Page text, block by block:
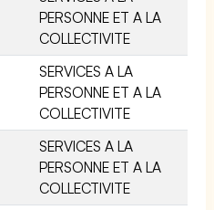
PERSONNE ET A LA
COLLECTIVITE
SERVICES A LA
PERSONNE ET A LA
COLLECTIVITE
SERVICES A LA
PERSONNE ET A LA
COLLECTIVITE